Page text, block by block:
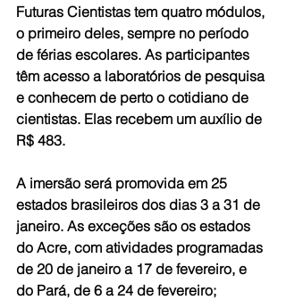
Futuras Cientistas tem quatro módulos,
o primeiro deles, sempre no período
de férias escolares. As participantes
têm acesso a laboratórios de pesquisa
e conhecem de perto o cotidiano de
cientistas. Elas recebem um auxílio de
R$ 483.
A imersão será promovida em 25
estados brasileiros dos dias 3 a 31 de
janeiro. As exceções são os estados
do Acre, com atividades programadas
de 20 de janeiro a 17 de fevereiro, e
do Pará, de 6 a 24 de fevereiro;